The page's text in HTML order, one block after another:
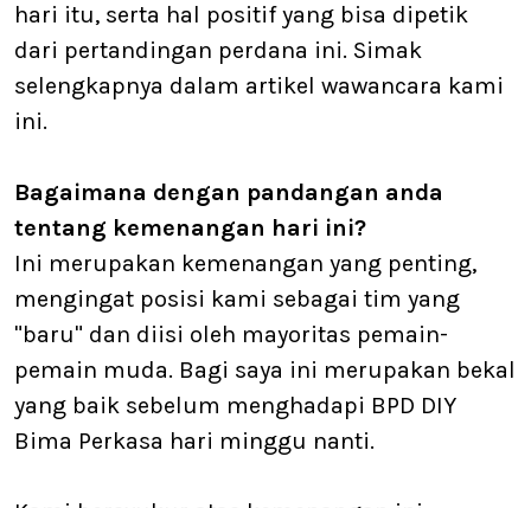
hari itu, serta hal positif yang bisa dipetik
dari pertandingan perdana ini. Simak
selengkapnya dalam artikel wawancara kami
ini.
Bagaimana dengan pandangan anda
tentang kemenangan hari ini?
Ini merupakan kemenangan yang penting,
mengingat posisi kami sebagai tim yang
"baru" dan diisi oleh mayoritas pemain-
pemain muda. Bagi saya ini merupakan bekal
yang baik sebelum menghadapi BPD DIY
Bima Perkasa hari minggu nanti.